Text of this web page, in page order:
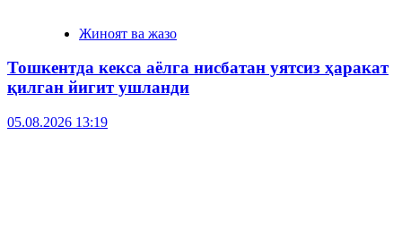
Жиноят ва жазо
Тошкентда кекса аёлга нисбатан уятсиз ҳаракат
қилган йигит ушланди
05.08.2026 13:19